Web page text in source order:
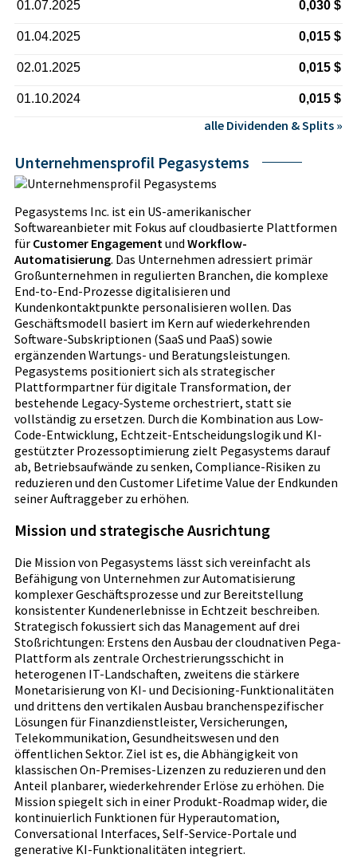
01.07.2025 0,030 $
01.04.2025 0,015 $
02.01.2025 0,015 $
01.10.2024 0,015 $
alle Dividenden & Splits »
Unternehmensprofil Pegasystems
Pegasystems Inc. ist ein US-amerikanischer
Softwareanbieter mit Fokus auf cloudbasierte Plattformen
für Customer Engagement und Workflow-
Automatisierung. Das Unternehmen adressiert primär
Großunternehmen in regulierten Branchen, die komplexe
End-to-End-Prozesse digitalisieren und
Kundenkontaktpunkte personalisieren wollen. Das
Geschäftsmodell basiert im Kern auf wiederkehrenden
Software-Subskriptionen (SaaS und PaaS) sowie
ergänzenden Wartungs- und Beratungsleistungen.
Pegasystems positioniert sich als strategischer
Plattformpartner für digitale Transformation, der
bestehende Legacy-Systeme orchestriert, statt sie
vollständig zu ersetzen. Durch die Kombination aus Low-
Code-Entwicklung, Echtzeit-Entscheidungslogik und KI-
gestützter Prozessoptimierung zielt Pegasystems darauf
ab, Betriebsaufwände zu senken, Compliance-Risiken zu
reduzieren und den Customer Lifetime Value der Endkunden
seiner Auftraggeber zu erhöhen.
Mission und strategische Ausrichtung
Die Mission von Pegasystems lässt sich vereinfacht als
Befähigung von Unternehmen zur Automatisierung
komplexer Geschäftsprozesse und zur Bereitstellung
konsistenter Kundenerlebnisse in Echtzeit beschreiben.
Strategisch fokussiert sich das Management auf drei
Stoßrichtungen: Erstens den Ausbau der cloudnativen Pega-
Plattform als zentrale Orchestrierungsschicht in
heterogenen IT-Landschaften, zweitens die stärkere
Monetarisierung von KI- und Decisioning-Funktionalitäten
und drittens den vertikalen Ausbau branchenspezifischer
Lösungen für Finanzdienstleister, Versicherungen,
Telekommunikation, Gesundheitswesen und den
öffentlichen Sektor. Ziel ist es, die Abhängigkeit von
klassischen On-Premises-Lizenzen zu reduzieren und den
Anteil planbarer, wiederkehrender Erlöse zu erhöhen. Die
Mission spiegelt sich in einer Produkt-Roadmap wider, die
kontinuierlich Funktionen für Hyperautomation,
Conversational Interfaces, Self-Service-Portale und
generative KI-Funktionalitäten integriert.